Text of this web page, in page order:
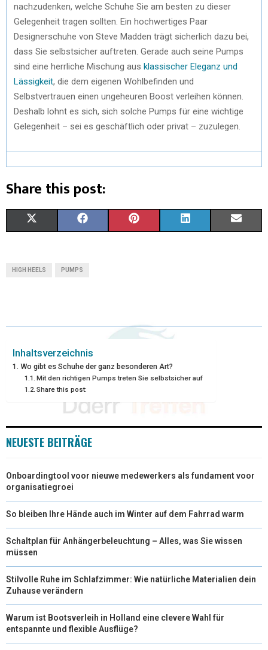
nachzudenken, welche Schuhe Sie am besten zu dieser
Gelegenheit tragen sollten. Ein hochwertiges Paar
Designerschuhe von Steve Madden trägt sicherlich dazu bei,
dass Sie selbstsicher auftreten. Gerade auch seine Pumps
sind eine herrliche Mischung aus klassischer Eleganz und
Lässigkeit, die dem eigenen Wohlbefinden und
Selbstvertrauen einen ungeheuren Boost verleihen können.
Deshalb lohnt es sich, sich solche Pumps für eine wichtige
Gelegenheit – sei es geschäftlich oder privat – zuzulegen.
Share this post:
T
T
E
R
O
K
R
S
D
HIGH HEELS PUMPS
Inhaltsverzeichnis
Wo gibt es Schuhe der ganz besonderen Art?
Mit den richtigen Pumps treten Sie selbstsicher auf
Share this post:
NEUESTE BEITRÄGE
Onboardingtool voor nieuwe medewerkers als fundament voor
organisatiegroei
So bleiben Ihre Hände auch im Winter auf dem Fahrrad warm
Schaltplan für Anhängerbeleuchtung – Alles, was Sie wissen
müssen
Stilvolle Ruhe im Schlafzimmer: Wie natürliche Materialien dein
Zuhause verändern
Warum ist Bootsverleih in Holland eine clevere Wahl für
entspannte und flexible Ausflüge?